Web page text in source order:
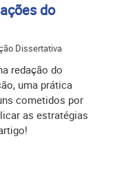
do
Dissertativa
redação do
uma prática
cometidos por
as estratégias